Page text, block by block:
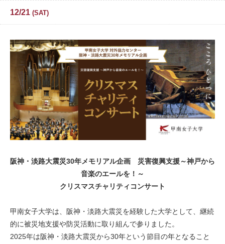
12/21 SAT
阪神・淡路大震災30年メモリアル企画 災害復興支援～神戸から
音楽のエールを！～
クリスマスチャリティコンサート
甲南女子大学は、阪神・淡路大震災を経験した大学として、継続
的に被災地支援や防災活動に取り組んで参りました。
2025年は阪神・淡路大震災から30年という節目の年となること